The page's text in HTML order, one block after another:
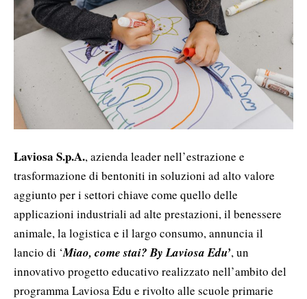
Laviosa S.p.A., azienda leader nell’estrazione e
trasformazione di bentoniti in soluzioni ad alto valore
aggiunto per i settori chiave come quello delle
applicazioni industriali ad alte prestazioni, il benessere
animale, la logistica e il largo consumo, annuncia il
lancio di ‘Miao, come stai? By Laviosa Edu’, un
innovativo progetto educativo realizzato nell’ambito del
programma Laviosa Edu e rivolto alle scuole primarie